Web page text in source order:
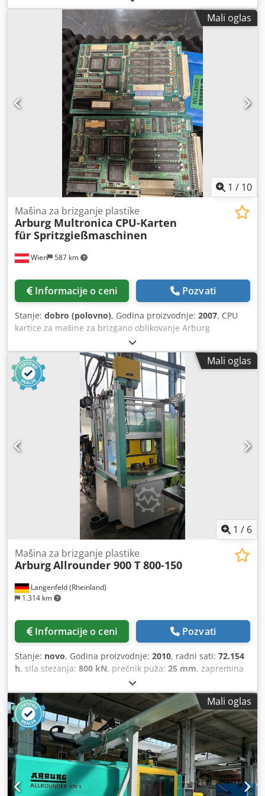
500 mm Razmak između ploča: (š x v) 570 x 570 mm
Cedezilqkjpfx Aivorf Slobodan razmak između stubova: 420
× 420 mm Hod izbacivača: 175 mm, sila izbacivača: 40 kN
Hidraulična pumpa: 23,9 kW Pužni vijak: 35 mm, odnos
dužine/prečnika (L/D) 20, 30% stakla Maks. zapremina
topljenja: 144 cm³ Radni sati: 35.047 Pumpa d x š x v: 3700
x 1650 x 2600 mm Težina: 3650 kg Jezici: češki, engleski,
nemački Stanje: Mašina je u izvanrednom stanju U radu do
30. marta 2024, trenutno nije priključena na struju
Mali oglas
1 / 10
Wien 587 km
Mašina za brizganje plastike
Arburg Multronica CPU-Karten
für Spritzgießmaschinen
Informacije o ceni Pozvati
Stanje: dobro (polovno), Godina proizvodnje: 2007, CPU
kartice za mašine za brizgano oblikovanje Arburg
Multronica Kartice, proizvedene oko 2007. godine Csdpfx
Aiszl Tv Tevsrf Na raspolaganju: 3 komada
Mali oglas
1 / 6
Langenfeld (Rheinland)
1.314 km
Mašina za brizganje plastike
ArburgAllrounder 900 T 800-150
Informacije o ceni Pozvati
Stanje: novo, Godina proizvodnje: 2010, radni sati: 72.154
h, sila stezanja: 800 kN, prečnik puža: 25 mm, zapremina
, ARBURG Allrounder 900 T 800-150 Broj
lagera: 503576 Proizvođač: ARBURG Tip: Allrounder 900 T
800-150 Upravljanje: Godina proizvodnje: 2010 Radni sati:
72.154 h Crodpfx Aeytd Spoivjf Tehnički podaci – Strana
zatvaranja Sila zatvaranja: 800 kN Rastojanje između
stubova (h x v): 900 x 900 mm Minimalna ugradna visina:
250 mm Maksimalan razmak između ploča: 550 mm Put
otvaranja: 300 mm Prečnik okruglog stola: 900 mm Hod
izbacivača: 150 mm Sila izbacivača: 46 kN Centrična rupa
pokretne ploče: 90 mm Centrična rupa fiksne ploče: 90 mm
Mali oglas